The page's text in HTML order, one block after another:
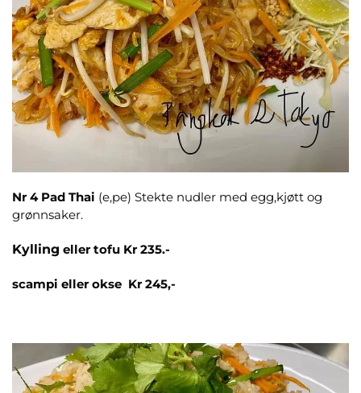
Nr 4 Pad Thai (e,pe) Stekte nudler med egg,kjøtt og
grønnsaker.
Kylling eller tofu Kr 235.-
scampi eller okse Kr 245,-